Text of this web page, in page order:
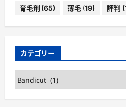
育毛剤 (65) 薄毛 (19) 評判
カテゴリー
カ
テ
ゴ